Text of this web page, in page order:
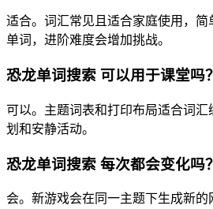
适合。词汇常见且适合家庭使用，简
单词，进阶难度会增加挑战。
恐龙单词搜索 可以用于课堂吗？
可以。主题词表和打印布局适合词
划和安静活动。
恐龙单词搜索 每次都会变化吗？
会。新游戏会在同一主题下生成新